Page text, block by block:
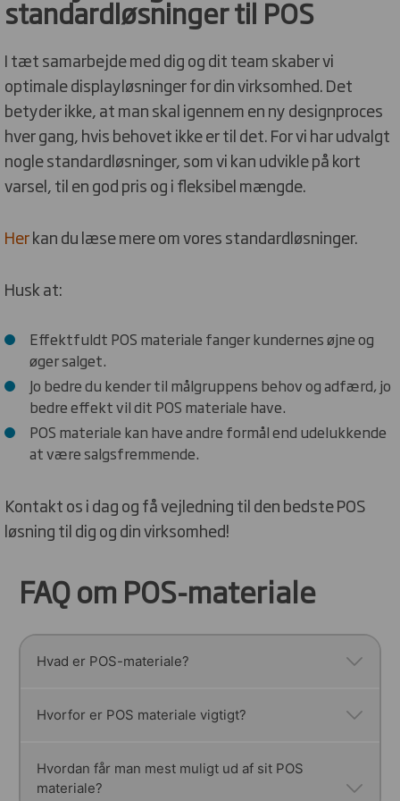
standardløsninger til POS
I tæt samarbejde med dig og dit team skaber vi
optimale displayløsninger for din virksomhed. Det
betyder ikke, at man skal igennem en ny designproces
hver gang, hvis behovet ikke er til det. For vi har udvalgt
nogle standardløsninger, som vi kan udvikle på kort
varsel, til en god pris og i fleksibel mængde.
Herkan du læse mere om vores standardløsninger.
Husk at:
Effektfuldt POS materiale fanger kundernes øjne og
øger salget.
Jo bedre du kender til målgruppens behov og adfærd, jo
bedre effekt vil dit POS materiale have.
POS materiale kan have andre formål end udelukkende
at være salgsfremmende.
Kontakt os i dag og få vejledning til den bedste POS
løsning til dig og din virksomhed!
FAQ om POS-materiale
Hvad er POS-materiale?
POS står for Point of Sale, og POS-materialer
i din butik til at fange kundernes
opmærksomhed og øge salget. Det kan være alt
Hvorfor er POS materiale vigtigt?
I et travlt butiksmiljø er det afgørende at skille
sig ud fra mængden og fange kundernes øjne.
Hvordan får man mest muligt ud af sit POS
materiale?